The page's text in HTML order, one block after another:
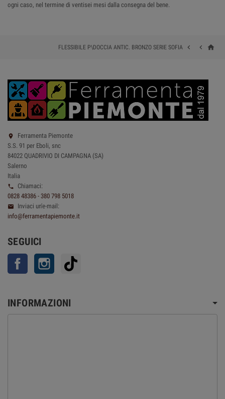
ogni caso, nel termine di ventisei mesi dalla consegna del bene.
home


FLESSIBILE P\DOCCIA ANTIC. BRONZO SERIE SOFIA

Ferramenta Piemonte
S.S. 91 per Eboli, snc
84022 QUADRIVIO DI CAMPAGNA (SA)
Salerno
Italia

Chiamaci:
0828 48386 - 380 798 5018

Inviaci un'e-mail:
info@ferramentapiemonte.it
SEGUICI
Facebook Instagram
INFORMAZIONI